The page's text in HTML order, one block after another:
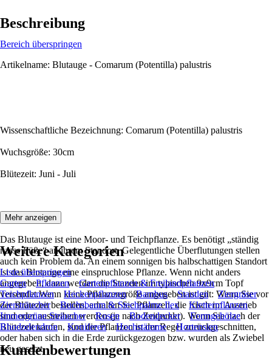
Beschreibung
Bereich überspringen
Artikelname: Blutauge - Comarum (Potentilla) palustris
Wissenschaftliche Bezeichnung: Comarum (Potentilla) palustris
Wuchsgröße: 30cm
Blütezeit: Juni - Juli
Beschreibung:
Das Blutauge ist eine Moor- und Teichpflanze. Es benötigt „ständig
nasse Füße“ an ihrem Standort. Gelegentliche Überflutungen stellen
auch kein Problem da. An einem sonnigen bis halbschattigen Standort
ist das Blutauge eine einspruchlose Pflanze. Wenn nicht anders
angegeben, dann werden die Stauden im typischen 9x9cm Topf
versendet.Wenn keine Pflanzengröße angegeben ist gilt: Wenn Sie vor
der Blütezeit bestellen, erhalten Sie Pflanzen, die frisch im Austrieb
sind oder austreiben werden (je nach Zeitpunkt). Wenn Sie nach der
Blütezeit kaufen, sind die Pflanzen in der Regel zurückgeschnitten,
oder haben sich in die Erde zurückgezogen bzw. wurden als Zwiebel
neu gesetzt.
Mehr anzeigen
Weitere Kategorien
Liste überspringen
Garten
Pflanzen
Gartenpflanzen & Freilandpflanzen
Teichpflanzen
Heckenpflanzen Bambus Stauden
Ziergräser
Ziersträucher
Buchsbaum & Stechpalme Ilex
Kletterpflanzen
Immergrüne Sträucher
Rosen Bodendecker
Formgehölze
Rhododendron
Koniferen Hochstämme Hortensien
Kundenbewertungen